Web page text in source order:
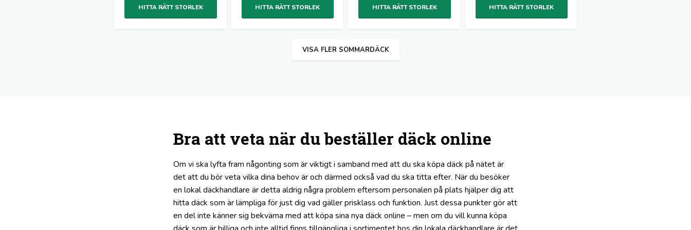
HITTA RÄTT STORLEK HITTA RÄTT STORLEK HITTA RÄTT STORLEK HITTA RÄTT STORLEK
VISA FLER SOMMARDÄCK
Bra att veta när du beställer däck online
Om vi ska lyfta fram någonting som är viktigt i samband med att du ska köpa däck på nätet är
det att du bör veta vilka dina behov är och därmed också vad du ska titta efter. När du besöker
en lokal däckhandlare är detta aldrig några problem eftersom personalen på plats hjälper dig att
hitta däck som är lämpliga för just dig vad gäller prisklass och funktion. Just dessa punkter gör att
en del inte känner sig bekväma med att köpa sina nya däck online – men om du vill kunna köpa